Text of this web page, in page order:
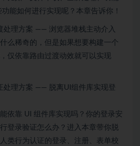
能如何进行实现呢？本章告诉你！
处理方案 —— 浏览器堆栈主动介入
么稀奇的，但是如果想要构建一个
仅依靠路由过渡动效就可以实现
处理方案 —— 脱离UI组件库实现登
依靠 UI 组件库实现吗？你的登录安
登录验证怎么办？进入本章带你脱
类行为认证的登录、注册、表单校